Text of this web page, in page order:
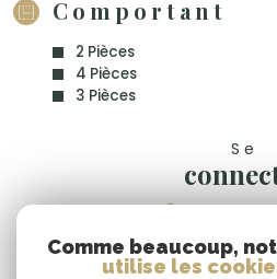
Comportant
2 Pièces
4 Pièces
3 Pièces
Se
Nous
Comme beaucoup,
utilise les